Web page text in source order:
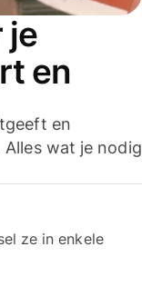
je
en
en
wat je nodig
ze in enkele